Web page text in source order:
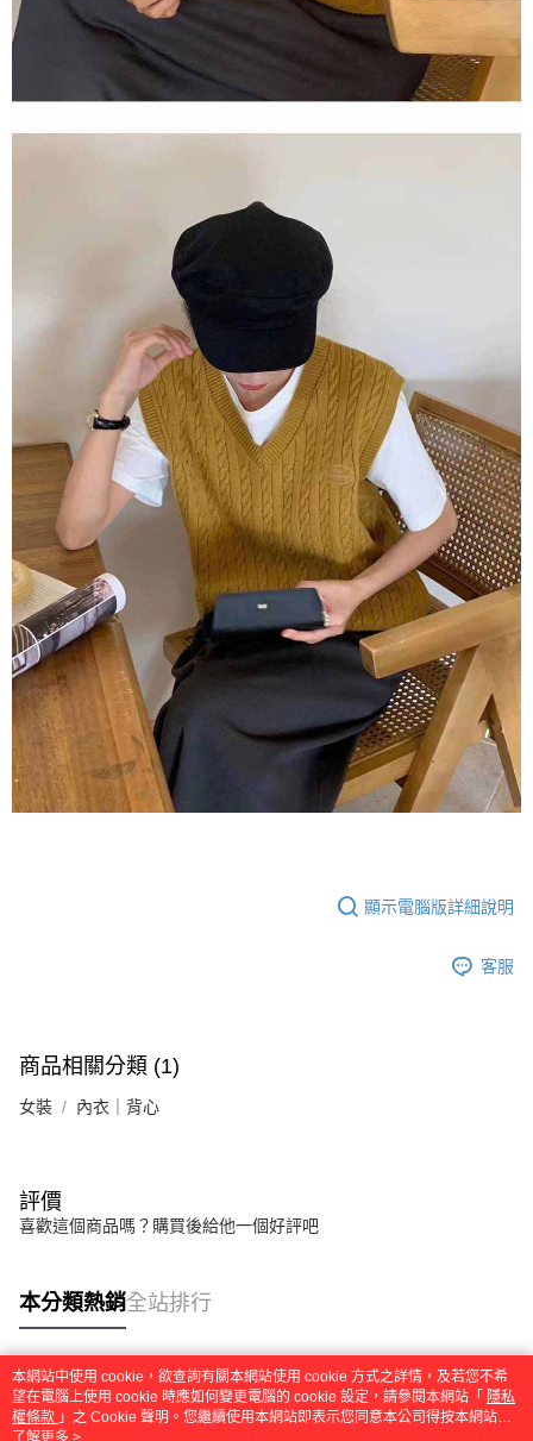
顯示電腦版詳細說明
客服
商品相關分類 (1)
女裝 內衣｜背心
評價
喜歡這個商品嗎？購買後給他一個好評吧
本分類熱銷全站排行
熱門標籤
本網站中使用 cookie，欲查詢有關本網站使用 cookie 方式之詳情，及若您不希
望在電腦上使用 cookie 時應如何變更電腦的 cookie 設定，請參閱本網站「 隱私
權條款 」之 Cookie 聲明。您繼續使用本網站即表示您同意本公司得按本網站使
用條款之 Cookie 聲明使用 cookie。
了解更多 >